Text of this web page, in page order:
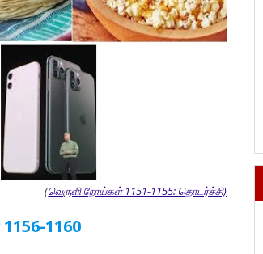
(வெருளி நோய்கள் 1151-1155: தொடர்ச்சி)
1160